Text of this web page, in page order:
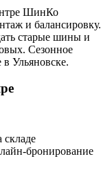
ШинКо
и балансировку.
старые шины и
Сезонное
Ульяновске.
складе
бронирование